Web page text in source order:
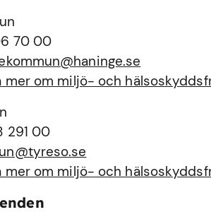
70 00
mer om miljö- och
291 00
mer om miljö- och